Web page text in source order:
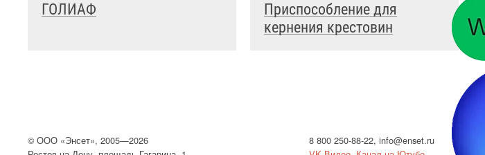
ГОЛИАФ
Приспособление для
кернения крестовин
©ООО «Энсет», 2005—2026
8 800 250-88-22,info@enset.ru